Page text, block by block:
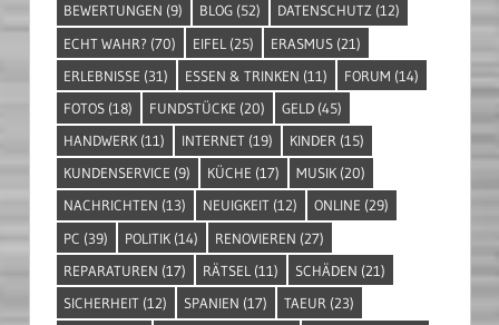
BEWERTUNGEN (9) BLOG (52) DATENSCHUTZ (12)
ECHT WAHR? (70) EIFEL (25) ERASMUS (21)
ERLEBNISSE (31) ESSEN & TRINKEN (11) FORUM (14)
FOTOS (18) FUNDSTÜCKE (20) GELD (45)
HANDWERK (11) INTERNET (19) KINDER (15)
KUNDENSERVICE (9) KÜCHE (17) MUSIK (20)
NACHRICHTEN (13) NEUIGKEIT (12) ONLINE (29)
PC (39) POLITIK (14) RENOVIEREN (27)
REPARATUREN (17) RÄTSEL (11) SCHÄDEN (21)
SICHERHEIT (12) SPANIEN (17) TAEUR (23)